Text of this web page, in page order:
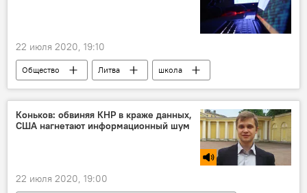
22 июля 2020, 19:10
Общество Литва
школа
Аустея Ландсбергене
Габриэлюс Ландсбергис
Рамунас Карбаускис
Коньков: обвиняя КНР в краже данных,
США нагнетают информационный шум
22 июля 2020, 19:00